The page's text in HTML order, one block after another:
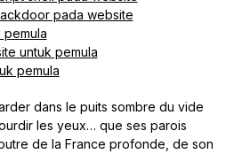
pada website
pemula
untuk pemula
pemula
dans le puits sombre du vide
les yeux… que ses parois
de la France profonde, de son